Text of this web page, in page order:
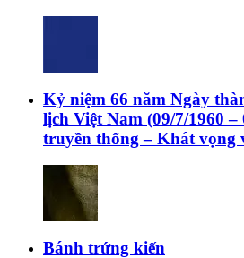
Kỷ niệm 66 năm Ngày
lịch Việt Nam (09/7/1960
truyền thống – Khát vọng
Bánh trứng kiến